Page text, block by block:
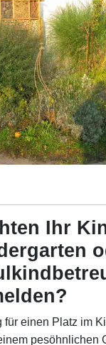
Ihr
für einen Platz im
pesöhnlichen